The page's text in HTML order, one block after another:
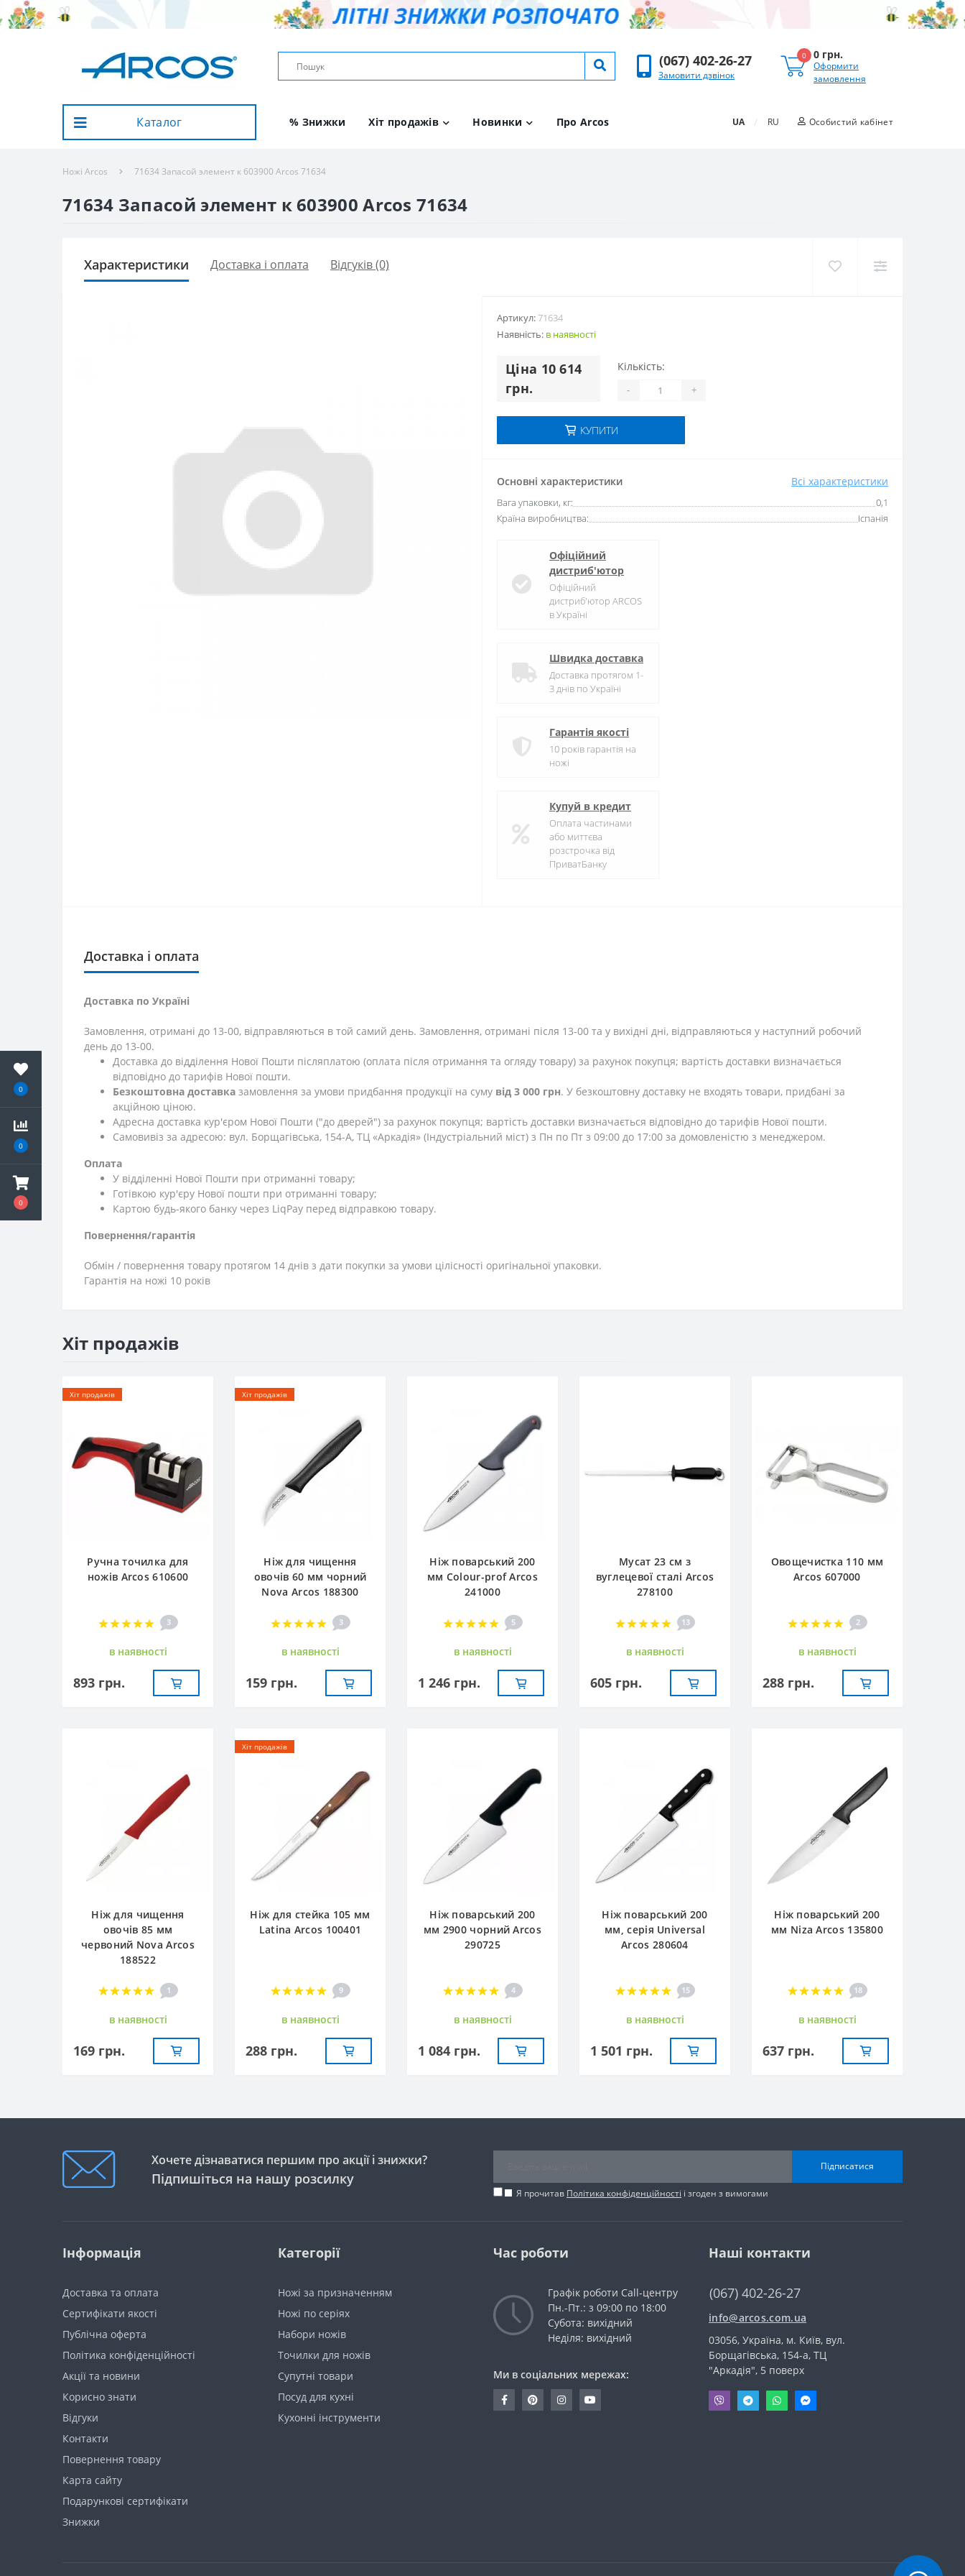
0
0
0
(067) 402-26-27
Замовити дзвінок
0 0 грн.
Оформити
замовлення
Каталог % Знижки Хіт продажів Новинки Про Arcos UA / RU Особистий кабінет
Ножі Arcos 71634 Запасой элемент к 603900 Arcos 71634
71634 Запасой элемент к 603900 Arcos 71634
Характеристики Доставка і оплата Відгуків (0)
Артикул:71634
Наявність: в наявностi
Цiна 10 614
грн.
Кількість:
- +
КУПИТИ
Основні характеристики Всі характеристики
Вага упаковки, кг:
0,1
Країна виробництва:
Іспанія
Офіційний
дистриб'ютор
Офіційний
дистриб'ютор ARCOS
в Україні
Швидка доставка
Доставка протягом 1-
3 днів по Україні
Гарантія якості
10 років гарантія на
ножі
Купуй в кредит
Оплата частинами
або миттєва
розстрочка від
ПриватБанку
Доставка і оплата
Доставка по Україні
Замовлення, отримані до 13-00, відправляються в той самий день. Замовлення, отримані після 13-00 та у вихідні дні, відправляються у наступний робочий
день до 13-00.
Доставка до відділення Нової Пошти післяплатою (оплата після отримання та огляду товару) за рахунок покупця; вартість доставки визначається
відповідно до тарифів Нової пошти.
Безкоштовна доставка замовлення за умови придбання продукції на суму від 3 000 грн. У безкоштовну доставку не входять товари, придбані за
акційною ціною.
Адресна доставка кур'єром Нової Пошти ("до дверей") за рахунок покупця; вартість доставки визначається відповідно до тарифів Нової пошти.
Самовивіз за адресою: вул. Борщагівська, 154-А, ТЦ «Аркадія» (Індустріальний міст) з Пн по Пт з 09:00 до 17:00 за домовленістю з менеджером.
Оплата
У відділенні Нової Пошти при отриманні товару;
Готівкою кур'єру Нової пошти при отриманні товару;
Картою будь-якого банку через LiqPay перед відправкою товару.
Повернення/гарантія
Обмін / повернення товару протягом 14 днів з дати покупки за умови цілісності оригінальної упаковки.
Гарантія на ножі 10 років
Хіт продажів
Хіт продажів
Ручна точилка для
ножів Arcos 610600
3
в наявностi
893 грн.
Хіт продажів
Ніж для чищення
овочів 60 мм чорний
Nova Arcos 188300
3
в наявностi
159 грн.
Ніж поварський 200
мм Сolour-prof Arcos
241000
5
в наявностi
1 246 грн.
Мусат 23 см з
вуглецевої сталі Arcos
278100
13
в наявностi
605 грн.
Овощечистка 110 мм
Arcos 607000
2
в наявностi
288 грн.
Ніж для чищення
овочів 85 мм
червоний Nova Arcos
188522
1
в наявностi
169 грн.
Хіт продажів
Ніж для стейка 105 мм
Latina Arcos 100401
9
в наявностi
288 грн.
Ніж поварський 200
мм 2900 чорний Arcos
290725
4
в наявностi
1 084 грн.
Ніж поварський 200
мм, серія Universal
Arcos 280604
15
в наявностi
1 501 грн.
Ніж поварський 200
мм Niza Arcos 135800
18
в наявностi
637 грн.
Хочете дізнаватися першим про акції і знижки?
Підпишіться на нашу розсилку
Підписатися
Я прочитав Політика конфіденційності і згоден з вимогами
Інформація
Доставка та оплата
Сертифікати якості
Публічна оферта
Політика конфіденційності
Акції та новини
Корисно знати
Вiдгуки
Контакти
Повернення товару
Карта сайту
Подарункові сертифікати
Знижки
Категорії
Ножі за призначенням
Ножі по серіях
Набори ножів
Точилки для ножів
Супутні товари
Посуд для кухні
Кухонні інструменти
Час роботи
Графік роботи Call-центру
Пн.-Пт.: з 09:00 по 18:00
Субота: вихідний
Неділя: вихідний
Ми в соціальних мережах:
Наші контакти
(067) 402-26-27
info@arcos.com.ua
03056, Україна, м. Київ, вул.
Борщагівська, 154-а, ТЦ
"Аркадія", 5 поверх